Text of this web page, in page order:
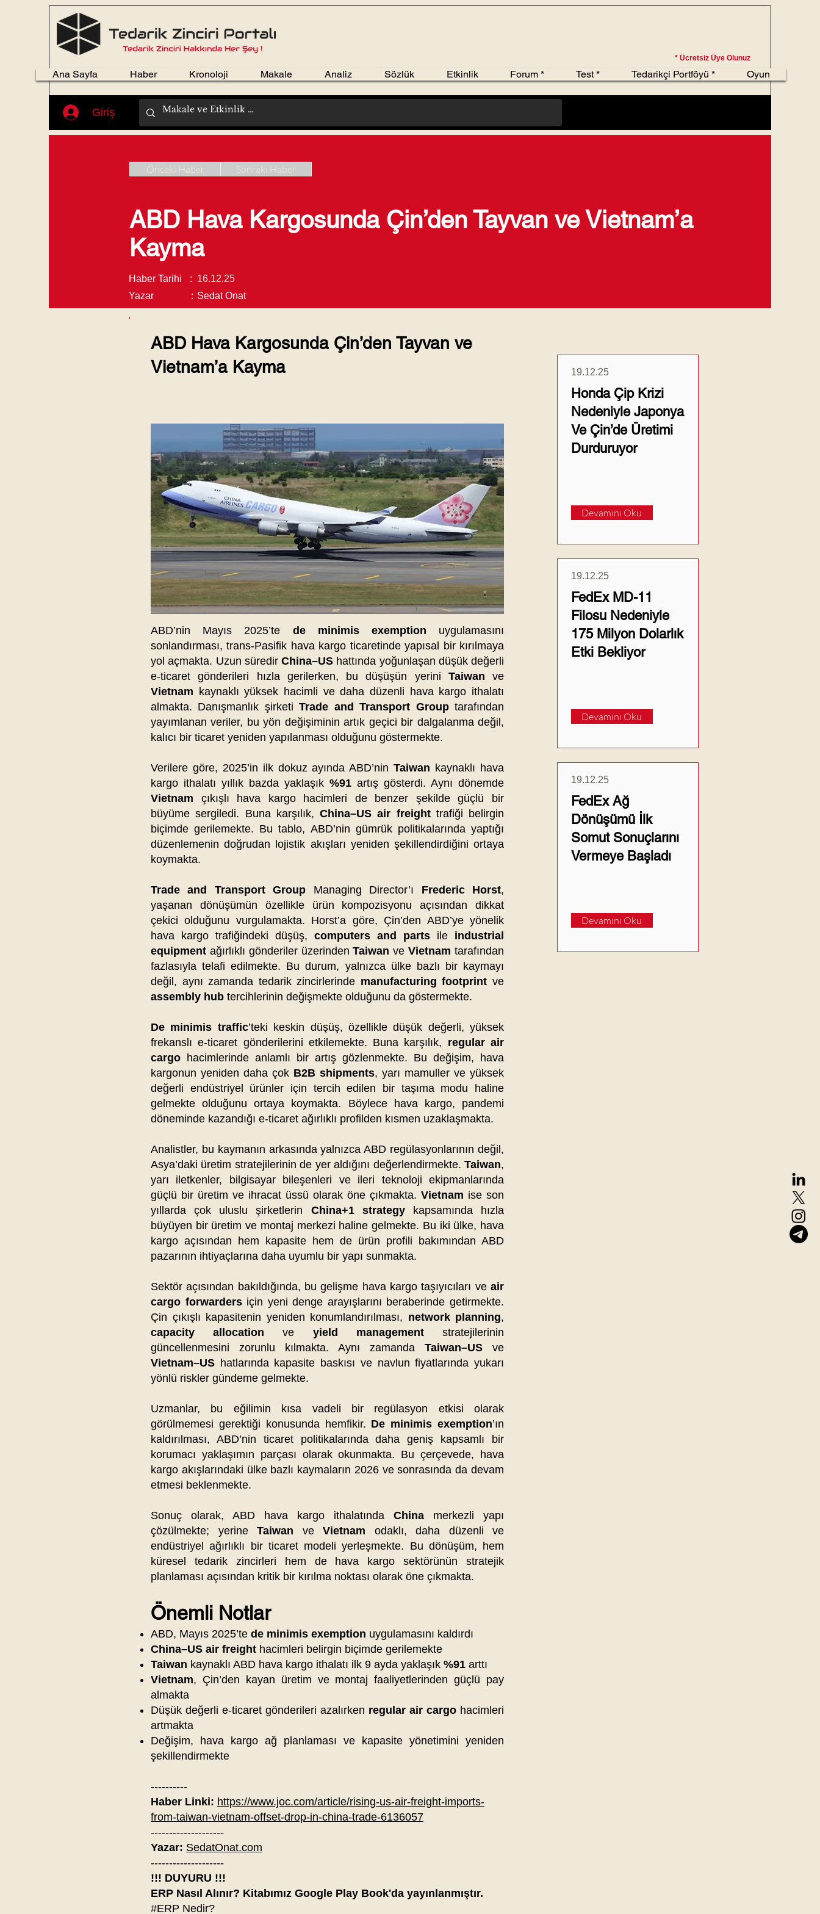
* Ücretsiz Üye Olunuz
Giriş
Ana Sayfa Haber Kronoloji Makale Analiz Sözlük Etkinlik Forum * Test * Tedarikçi Portföyü * Oyun
Önceki Haber Sonraki Haber
ABD Hava Kargosunda Çin’den Tayvan ve Vietnam’a
Kayma
Haber Tarihi : 16.12.25
Yazar
: Sedat Onat
ABD Hava Kargosunda Çin’den Tayvan ve
Vietnam’a Kayma
ABD’nin Mayıs 2025’te de minimis exemption uygulamasını
sonlandırması, trans-Pasifik hava kargo ticaretinde yapısal bir kırılmaya
yol açmakta. Uzun süredir China–US hattında yoğunlaşan düşük değerli
e-ticaret gönderileri hızla gerilerken, bu düşüşün yerini Taiwan ve
Vietnam kaynaklı yüksek hacimli ve daha düzenli hava kargo ithalatı
almakta. Danışmanlık şirketiTrade and Transport Grouptarafından
yayımlanan veriler, bu yön değişiminin artık geçici bir dalgalanma değil,
kalıcı bir ticaret yeniden yapılanması olduğunu göstermekte.
Verilere göre, 2025’in ilk dokuz ayında ABD’ninTaiwan kaynaklı hava
kargo ithalatı yıllık bazda yaklaşık %91 artış gösterdi. Aynı dönemde
Vietnam çıkışlı hava kargo hacimleri de benzer şekilde güçlü bir
büyüme sergiledi. Buna karşılık, China–US air freighttrafiği belirgin
biçimde gerilemekte. Bu tablo, ABD’nin gümrük politikalarında yaptığı
düzenlemenin doğrudan lojistik akışları yeniden şekillendirdiğini ortaya
koymakta.
Trade and Transport Group Managing Director’ı Frederic Horst,
yaşanan dönüşümün özellikle ürün kompozisyonu açısından dikkat
çekici olduğunu vurgulamakta. Horst’a göre, Çin’den ABD’ye yönelik
hava kargo trafiğindeki düşüş, computers and parts ile industrial
equipment ağırlıklı gönderiler üzerindenTaiwan veVietnam tarafından
fazlasıyla telafi edilmekte. Bu durum, yalnızca ülke bazlı bir kaymayı
değil, aynı zamanda tedarik zincirlerinde manufacturing footprint ve
assembly hub tercihlerinin değişmekte olduğunu da göstermekte.
De minimis traffic’teki keskin düşüş, özellikle düşük değerli, yüksek
frekanslı e-ticaret gönderilerini etkilemekte. Buna karşılık, regular air
cargo hacimlerinde anlamlı bir artış gözlenmekte. Bu değişim, hava
kargonun yeniden daha çok B2B shipments, yarı mamuller ve yüksek
değerli endüstriyel ürünler için tercih edilen bir taşıma modu haline
gelmekte olduğunu ortaya koymakta. Böylece hava kargo, pandemi
döneminde kazandığı e-ticaret ağırlıklı profilden kısmen uzaklaşmakta.
Analistler, bu kaymanın arkasında yalnızca ABD regülasyonlarının değil,
Asya’daki üretim stratejilerinin de yer aldığını değerlendirmekte. Taiwan,
yarı iletkenler, bilgisayar bileşenleri ve ileri teknoloji ekipmanlarında
güçlü bir üretim ve ihracat üssü olarak öne çıkmakta. Vietnam ise son
yıllarda çok uluslu şirketlerin China+1 strategykapsamında hızla
büyüyen bir üretim ve montaj merkezi haline gelmekte. Bu iki ülke, hava
kargo açısından hem kapasite hem de ürün profili bakımından ABD
pazarının ihtiyaçlarına daha uyumlu bir yapı sunmakta.
Sektör açısından bakıldığında, bu gelişme hava kargo taşıyıcıları ve air
cargo forwardersiçin yeni denge arayışlarını beraberinde getirmekte.
Çin çıkışlı kapasitenin yeniden konumlandırılması, network planning,
capacity allocation ve yield managementstratejilerinin
güncellenmesini zorunlu kılmakta. Aynı zamanda Taiwan–US ve
Vietnam–US hatlarında kapasite baskısı ve navlun fiyatlarında yukarı
yönlü riskler gündeme gelmekte.
Uzmanlar, bu eğilimin kısa vadeli bir regülasyon etkisi olarak
görülmemesi gerektiği konusunda hemfikir. De minimis exemption’ın
kaldırılması, ABD’nin ticaret politikalarında daha geniş kapsamlı bir
korumacı yaklaşımın parçası olarak okunmakta. Bu çerçevede, hava
kargo akışlarındaki ülke bazlı kaymaların 2026 ve sonrasında da devam
etmesi beklenmekte.
Sonuç olarak, ABD hava kargo ithalatında China merkezli yapı
çözülmekte; yerine Taiwan ve Vietnam odaklı, daha düzenli ve
endüstriyel ağırlıklı bir ticaret modeli yerleşmekte. Bu dönüşüm, hem
küresel tedarik zincirleri hem de hava kargo sektörünün stratejik
planlaması açısından kritik bir kırılma noktası olarak öne çıkmakta.
Önemli Notlar
ABD, Mayıs 2025’te de minimis exemption uygulamasını kaldırdı
China–US air freight hacimleri belirgin biçimde gerilemekte
Taiwan kaynaklı ABD hava kargo ithalatı ilk 9 ayda yaklaşık %91 arttı
Vietnam, Çin’den kayan üretim ve montaj faaliyetlerinden güçlü pay
almakta
Düşük değerli e-ticaret gönderileri azalırken regular air cargo hacimleri
artmakta
Değişim, hava kargo ağ planlaması ve kapasite yönetimini yeniden
şekillendirmekte
----------
Haber Linki: https://www.joc.com/article/rising-us-air-freight-imports-
from-taiwan-vietnam-offset-drop-in-china-trade-6136057
--------------------
Yazar: SedatOnat.com
--------------------
!!! DUYURU !!!
ERP Nasıl Alınır? Kitabımız Google Play Book'da yayınlanmıştır.
#ERP Nedir?
19.12.25
Honda Çip Krizi
Nedeniyle Japonya
Ve Çin’de Üretimi
Durduruyor
Devamını Oku
19.12.25
FedEx MD-11
Filosu Nedeniyle
175 Milyon Dolarlık
Etki Bekliyor
Devamını Oku
19.12.25
FedEx Ağ
Dönüşümü İlk
Somut Sonuçlarını
Vermeye Başladı
Devamını Oku